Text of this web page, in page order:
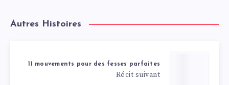
Autres Histoires
11 mouvements pour des fesses parfaites
Récit suivant